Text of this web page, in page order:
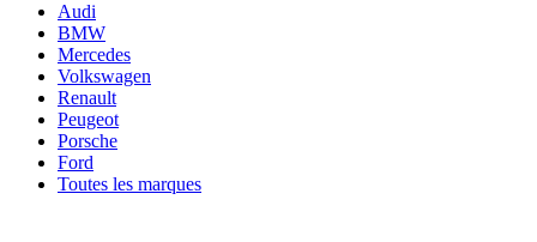
Audi
BMW
Mercedes
Volkswagen
Renault
Peugeot
Porsche
Ford
Toutes les marques